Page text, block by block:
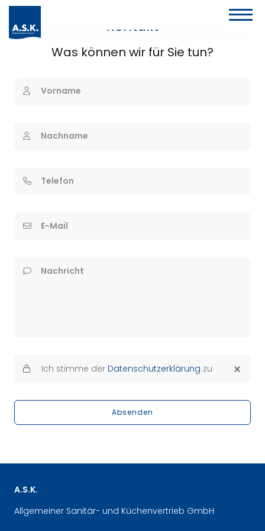
Kontakt
Was können wir für Sie tun?
Vorname
Nachname
Telefon
E-Mail
Nachricht
Ich stimme der Datenschutzerklärung zu
Absenden
A.S.K.
Allgemeiner Sanitär- und Küchenvertrieb GmbH